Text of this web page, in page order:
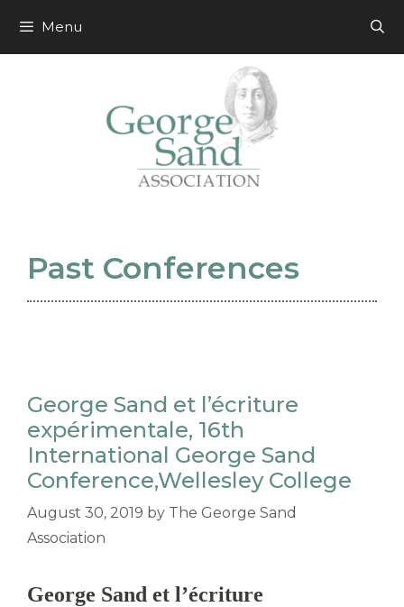
Menu
Past Conferences
George Sand et l’écriture
expérimentale, 16th
International George Sand
Conference,Wellesley College
August 30, 2019 by The George Sand
Association
George Sand et l’écriture